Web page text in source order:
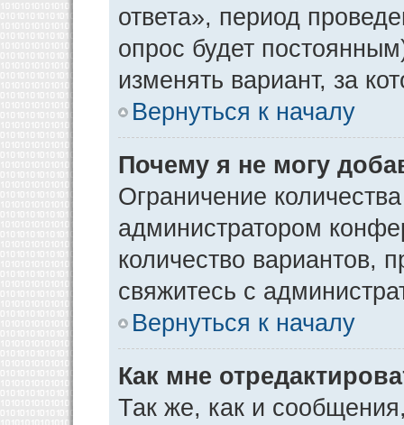
ответа», период
опрос будет
изменять вариант, за
Вернуться к началу
Почему я не могу
Ограничение
администратором
количество вариантов,
свяжитесь с
Вернуться к началу
Как мне
Так же, как и